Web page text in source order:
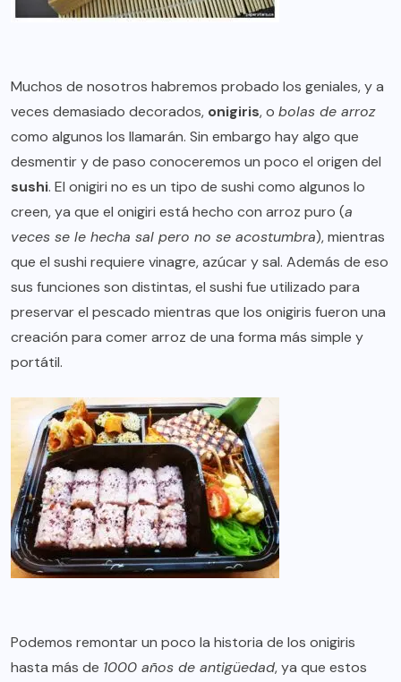
Muchos de nosotros habremos probado los geniales, y a
veces demasiado decorados, onigiris, o bolas de arroz
como algunos los llamarán. Sin embargo hay algo que
desmentir y de paso conoceremos un poco el origen del
sushi. El onigiri no es un tipo de sushi como algunos lo
creen, ya que el onigiri está hecho con arroz puro (a
veces se le hecha sal pero no se acostumbra), mientras
que el sushi requiere vinagre, azúcar y sal. Además de eso
sus funciones son distintas, el sushi fue utilizado para
preservar el pescado mientras que los onigiris fueron una
creación para comer arroz de una forma más simple y
portátil.
Podemos remontar un poco la historia de los onigiris
hasta más de 1000 años de antigüedad, ya que estos